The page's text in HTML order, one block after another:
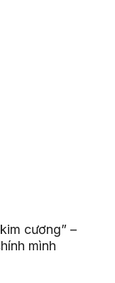
cương” –
mình